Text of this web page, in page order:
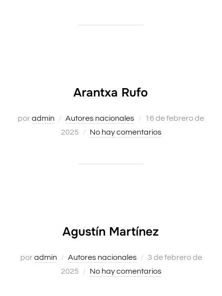
Arantxa Rufo
poradmin Autores nacionales
Publicado
el
16 de febrero de
2025
No hay comentarios
Agustín Martínez
poradmin Autores nacionales
Publicado
el
3 de febrero de
2025
No hay comentarios